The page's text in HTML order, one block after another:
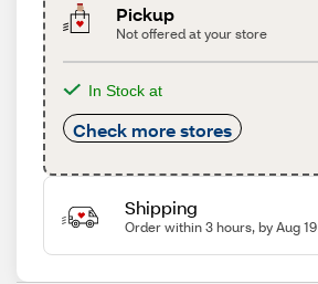
Pickup
Not offered at your store
In Stock at
Check more stores
Shipping
Order within 3 hours, by Aug 19